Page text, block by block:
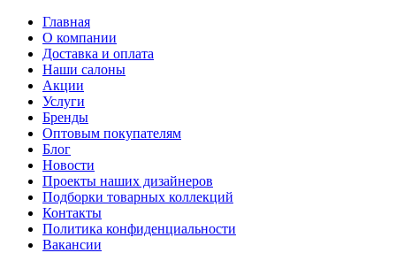
Главная
О компании
Доставка и оплата
Наши cалоны
Акции
Услуги
Бренды
Оптовым покупателям
Блог
Новости
Проекты наших дизайнеров
Подборки товарных коллекций
Контакты
Политика конфиденциальности
Вакансии